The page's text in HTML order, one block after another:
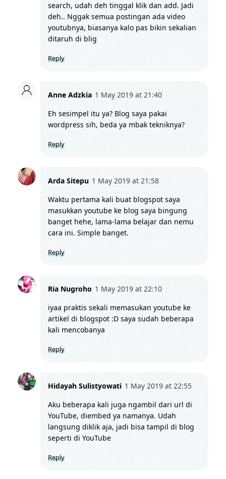
search, udah deh tinggal klik dan add. Jadi
deh.. Nggak semua postingan ada video
youtubnya, biasanya kalo pas bikin sekalian
ditaruh di blig
Reply
Anne Adzkia 1 May 2019 at 21:40
Eh sesimpel itu ya? Blog saya pakai
wordpress sih, beda ya mbak tekniknya?
Reply
Arda Sitepu 1 May 2019 at 21:58
Waktu pertama kali buat blogspot saya
masukkan youtube ke blog saya bingung
banget hehe, lama-lama belajar dan nemu
cara ini. Simple banget.
Reply
Ria Nugroho 1 May 2019 at 22:10
iyaa praktis sekali memasukan youtube ke
artikel di blogspot :D saya sudah beberapa
kali mencobanya
Reply
Hidayah Sulistyowati 1 May 2019 at 22:55
Aku beberapa kali juga ngambil dari url di
YouTube, diembed ya namanya. Udah
langsung diklik aja, jadi bisa tampil di blog
seperti di YouTube
Reply